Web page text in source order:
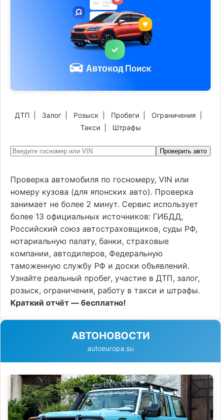
ДТП Залог Розыск Пробеги Ограничения
Такси| Штрафы
Проверить авто
Проверка автомобиля по госномеру, VIN или
номеру кузова (для японских авто). Проверка
занимает не более 2 минут. Сервис использует
более 13 официальных источников: ГИБДД,
Российский союз автостраховщиков, суды РФ,
нотариальную палату, банки, страховые
компании, автодилеров, Федеральную
таможенную службу РФ и доски объявлений.
Узнайте реальный пробег, участие в ДТП, залог,
розыск, ограничения, работу в такси и штрафы.
Краткий отчёт — бесплатно!
АВТОНОВОСТИ
autoeuropa.su